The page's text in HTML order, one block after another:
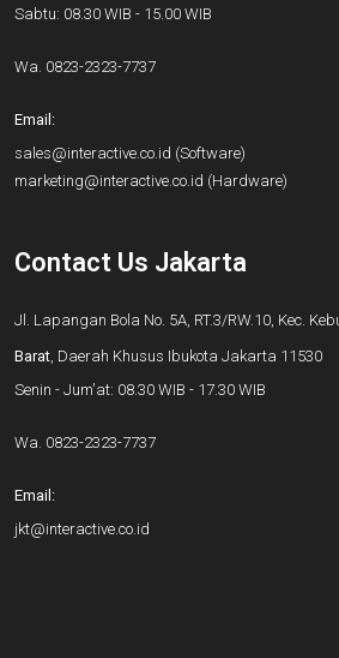
Sabtu: 08.30 WIB - 15.00 WIB
Wa. 0823-2323-7737
Email:
sales@interactive.co.id (Software)
marketing@interactive.co.id (Hardware)
Contact Us Jakarta
Jl. Lapangan Bola No. 5A, RT.3/RW.10, Kec.
Barat , Daerah Khusus Ibukota Jakarta 11530
Senin - Jum'at: 08.30 WIB - 17.30 WIB
Wa. 0823-2323-7737
Email:
jkt@interactive.co.id